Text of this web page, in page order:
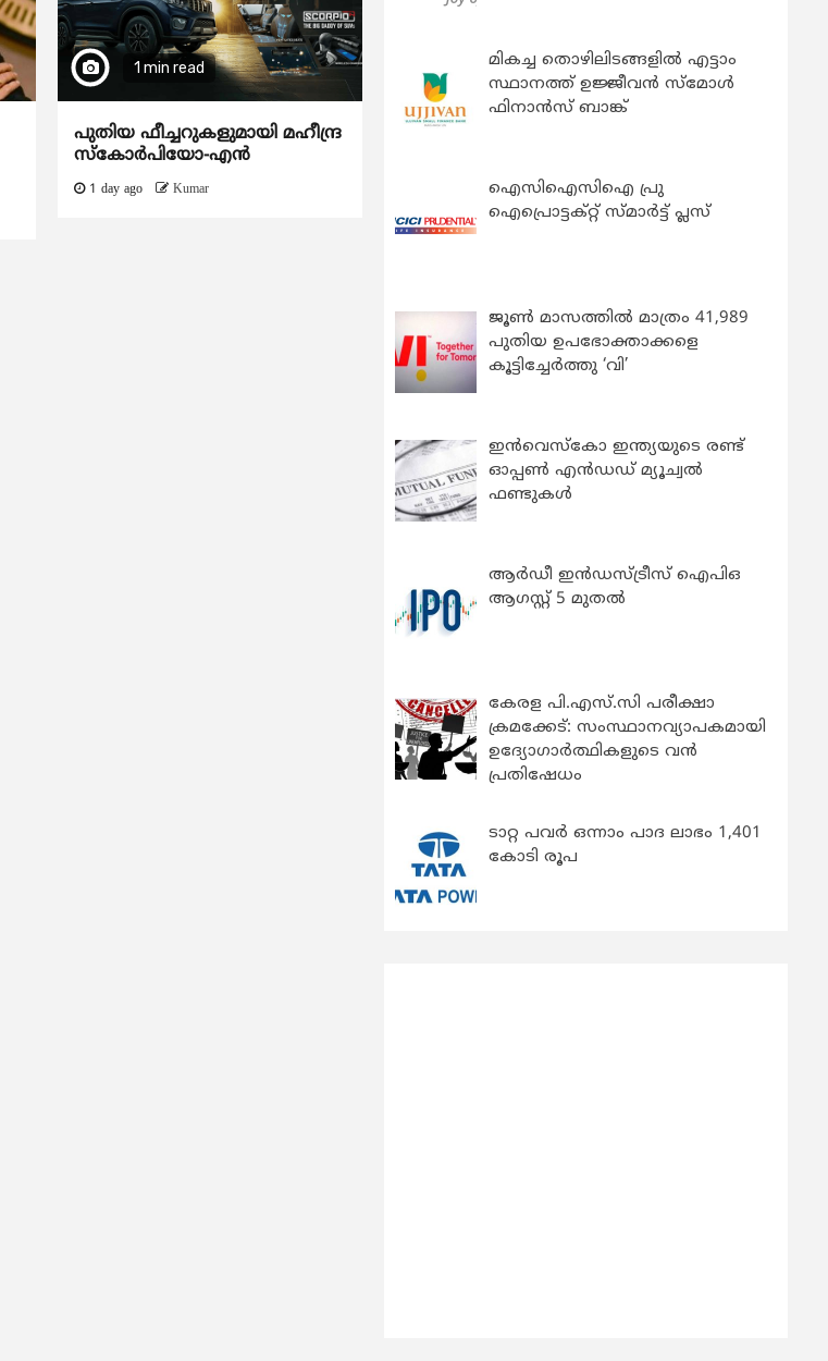
1 min read
പുതിയ ഫീച്ചറുകളുമായി മഹീന്ദ്ര
സ്കോർപിയോ-എൻ
1 day ago Kumar
മികച്ച തൊഴിലിടങ്ങളിൽ എട്ടാം
സ്ഥാനത്ത് ഉജ്ജീവൻ സ്മോൾ
ഫിനാൻസ് ബാങ്ക്
ഐസിഐസിഐ പ്രു
ഐപ്രൊട്ടക്റ്റ് സ്മാർട്ട് പ്ലസ്
ജൂൺ മാസത്തിൽ മാത്രം 41,989
പുതിയ ഉപഭോക്താക്കളെ
കൂട്ടിച്ചേർത്തു ‘വി’
ഇന്‍വെസ്കോ ഇന്ത്യയുടെ രണ്ട്
ഓപ്പണ്‍ എന്‍ഡഡ് മ്യൂച്വല്‍
ഫണ്ടുകള്‍
ആർഡീ ഇൻഡസ്ട്രീസ് ഐപിഒ
ആഗസ്റ്റ് 5 മുതൽ
കേരള പി.എസ്.സി പരീക്ഷാ
ക്രമക്കേട്: സംസ്ഥാനവ്യാപകമായി
ഉദ്യോഗാര്‍ത്ഥികളുടെ വന്‍
പ്രതിഷേധം
ടാറ്റ പവർ ഒന്നാം പാദ ലാഭം 1,401
കോടി രൂപ